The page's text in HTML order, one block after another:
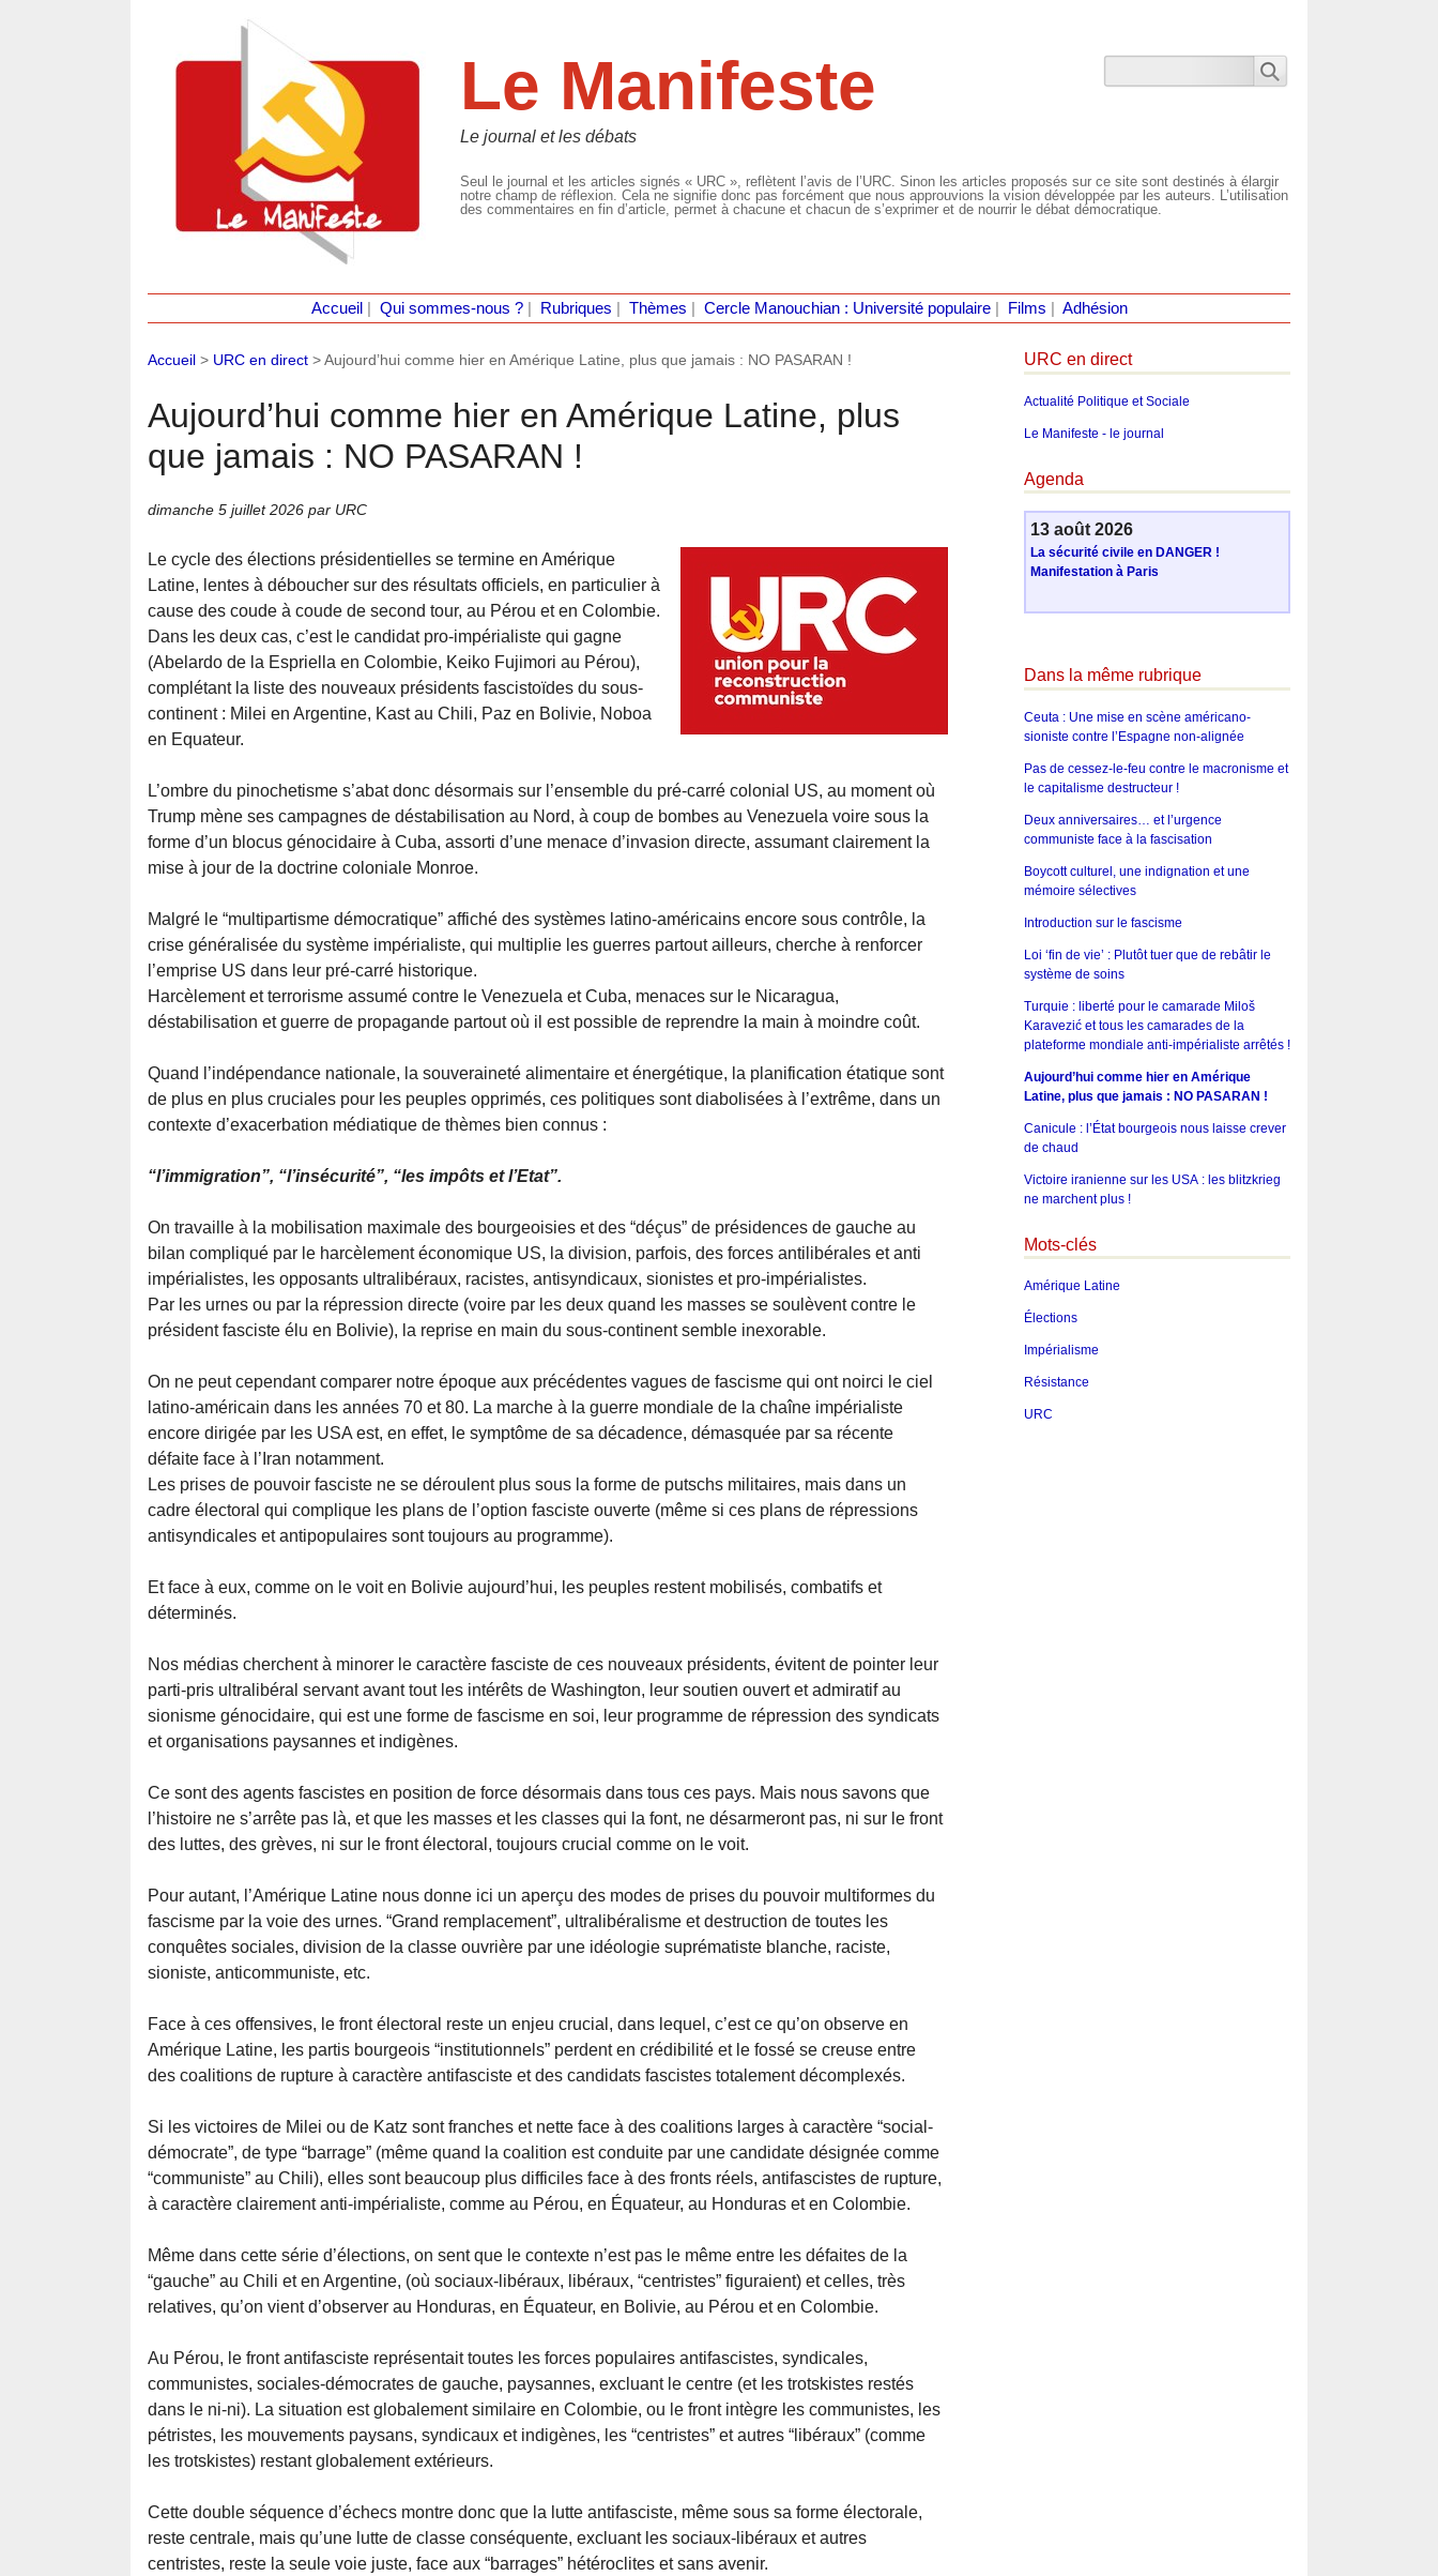
Le Manifeste
Le journal et les débats
Seul le journal et les articles signés « URC », reflètent l’avis de l’URC. Sinon les articles proposés sur ce site sont destinés à élargir
notre champ de réflexion. Cela ne signifie donc pas forcément que nous approuvions la vision développée par les auteurs. L’utilisation
des commentaires en fin d’article, permet à chacune et chacun de s’exprimer et de nourrir le débat démocratique.
Accueil Qui sommes-nous ?| Rubriques Thèmes Cercle Manouchian : Université populaire| Films Adhésion
Accueil > URC en direct >Aujourd’hui comme hier en Amérique Latine, plus que jamais : NO PASARAN !
Aujourd’hui comme hier en Amérique Latine, plus
que jamais : NO PASARAN !
dimanche 5 juillet 2026 par URC
Le cycle des élections présidentielles se termine en Amérique
Latine, lentes à déboucher sur des résultats officiels, en particulier à
cause des coude à coude de second tour, au Pérou et en Colombie.
Dans les deux cas, c’est le candidat pro-impérialiste qui gagne
(Abelardo de la Espriella en Colombie, Keiko Fujimori au Pérou),
complétant la liste des nouveaux présidents fascistoïdes du sous-
continent : Milei en Argentine, Kast au Chili, Paz en Bolivie, Noboa
en Equateur.
L’ombre du pinochetisme s’abat donc désormais sur l’ensemble du pré-carré colonial US, au moment où
Trump mène ses campagnes de déstabilisation au Nord, à coup de bombes au Venezuela voire sous la
forme d’un blocus génocidaire à Cuba, assorti d’une menace d’invasion directe, assumant clairement la
mise à jour de la doctrine coloniale Monroe.
Malgré le “multipartisme démocratique” affiché des systèmes latino-américains encore sous contrôle, la
crise généralisée du système impérialiste, qui multiplie les guerres partout ailleurs, cherche à renforcer
l’emprise US dans leur pré-carré historique.
Harcèlement et terrorisme assumé contre le Venezuela et Cuba, menaces sur le Nicaragua,
déstabilisation et guerre de propagande partout où il est possible de reprendre la main à moindre coût.
Quand l’indépendance nationale, la souveraineté alimentaire et énergétique, la planification étatique sont
de plus en plus cruciales pour les peuples opprimés, ces politiques sont diabolisées à l’extrême, dans un
contexte d’exacerbation médiatique de thèmes bien connus :
“l’immigration”, “l’insécurité”, “les impôts et l’Etat”.
On travaille à la mobilisation maximale des bourgeoisies et des “déçus” de présidences de gauche au
bilan compliqué par le harcèlement économique US, la division, parfois, des forces antilibérales et anti
impérialistes, les opposants ultralibéraux, racistes, antisyndicaux, sionistes et pro-impérialistes.
Par les urnes ou par la répression directe (voire par les deux quand les masses se soulèvent contre le
président fasciste élu en Bolivie), la reprise en main du sous-continent semble inexorable.
On ne peut cependant comparer notre époque aux précédentes vagues de fascisme qui ont noirci le ciel
latino-américain dans les années 70 et 80. La marche à la guerre mondiale de la chaîne impérialiste
encore dirigée par les USA est, en effet, le symptôme de sa décadence, démasquée par sa récente
défaite face à l’Iran notamment.
Les prises de pouvoir fasciste ne se déroulent plus sous la forme de putschs militaires, mais dans un
cadre électoral qui complique les plans de l’option fasciste ouverte (même si ces plans de répressions
antisyndicales et antipopulaires sont toujours au programme).
Et face à eux, comme on le voit en Bolivie aujourd’hui, les peuples restent mobilisés, combatifs et
déterminés.
Nos médias cherchent à minorer le caractère fasciste de ces nouveaux présidents, évitent de pointer leur
parti-pris ultralibéral servant avant tout les intérêts de Washington, leur soutien ouvert et admiratif au
sionisme génocidaire, qui est une forme de fascisme en soi, leur programme de répression des syndicats
et organisations paysannes et indigènes.
Ce sont des agents fascistes en position de force désormais dans tous ces pays. Mais nous savons que
l’histoire ne s’arrête pas là, et que les masses et les classes qui la font, ne désarmeront pas, ni sur le front
des luttes, des grèves, ni sur le front électoral, toujours crucial comme on le voit.
Pour autant, l’Amérique Latine nous donne ici un aperçu des modes de prises du pouvoir multiformes du
fascisme par la voie des urnes. “Grand remplacement”, ultralibéralisme et destruction de toutes les
conquêtes sociales, division de la classe ouvrière par une idéologie suprématiste blanche, raciste,
sioniste, anticommuniste, etc.
Face à ces offensives, le front électoral reste un enjeu crucial, dans lequel, c’est ce qu’on observe en
Amérique Latine, les partis bourgeois “institutionnels” perdent en crédibilité et le fossé se creuse entre
des coalitions de rupture à caractère antifasciste et des candidats fascistes totalement décomplexés.
Si les victoires de Milei ou de Katz sont franches et nette face à des coalitions larges à caractère “social-
démocrate”, de type “barrage” (même quand la coalition est conduite par une candidate désignée comme
“communiste” au Chili), elles sont beaucoup plus difficiles face à des fronts réels, antifascistes de rupture,
à caractère clairement anti-impérialiste, comme au Pérou, en Équateur, au Honduras et en Colombie.
Même dans cette série d’élections, on sent que le contexte n’est pas le même entre les défaites de la
“gauche” au Chili et en Argentine, (où sociaux-libéraux, libéraux, “centristes” figuraient) et celles, très
relatives, qu’on vient d’observer au Honduras, en Équateur, en Bolivie, au Pérou et en Colombie.
Au Pérou, le front antifasciste représentait toutes les forces populaires antifascistes, syndicales,
communistes, sociales-démocrates de gauche, paysannes, excluant le centre (et les trotskistes restés
dans le ni-ni). La situation est globalement similaire en Colombie, ou le front intègre les communistes, les
pétristes, les mouvements paysans, syndicaux et indigènes, les “centristes” et autres “libéraux” (comme
les trotskistes) restant globalement extérieurs.
Cette double séquence d’échecs montre donc que la lutte antifasciste, même sous sa forme électorale,
reste centrale, mais qu’une lutte de classe conséquente, excluant les sociaux-libéraux et autres
centristes, reste la seule voie juste, face aux “barrages” hétéroclites et sans avenir.
URC en direct
Actualité Politique et Sociale
Le Manifeste - le journal
Agenda
13 août 2026
La sécurité civile en DANGER !
Manifestation à Paris
Dans la même rubrique
Ceuta : Une mise en scène américano-
sioniste contre l’Espagne non-alignée
Pas de cessez-le-feu contre le macronisme et
le capitalisme destructeur !
Deux anniversaires… et l’urgence
communiste face à la fascisation
Boycott culturel, une indignation et une
mémoire sélectives
Introduction sur le fascisme
Loi ‘fin de vie’ : Plutôt tuer que de rebâtir le
système de soins
Turquie : liberté pour le camarade Miloš
Karavezić et tous les camarades de la
plateforme mondiale anti-impérialiste arrêtés !
Aujourd’hui comme hier en Amérique
Latine, plus que jamais : NO PASARAN !
Canicule : l’État bourgeois nous laisse crever
de chaud
Victoire iranienne sur les USA : les blitzkrieg
ne marchent plus !
Mots-clés
Amérique Latine
Élections
Impérialisme
Résistance
URC